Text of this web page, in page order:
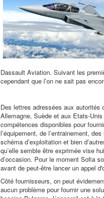
Dassault Aviation. Suivant les
cependant que l’on ne sait pas
Des lettres adressées aux autorités
Allemagne, Suède et aux Etats-
compétences disponibles pour
l’équipement, de l’entrainement,
schéma d’exploitation et bien
qu’elle semble être exprimée vise
d’occasion. Pour le moment Sofia
avant de peut-être lancer un appel
Côté fournisseurs, on peut
aucun problème pour fournir une